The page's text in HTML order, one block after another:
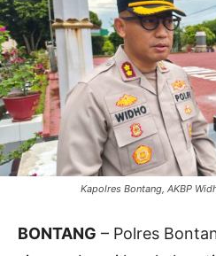
Kapolres Bontang, AKBP
BONTANG – Polres